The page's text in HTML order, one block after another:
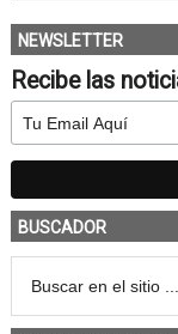
NEWSLETTER
Recibe las
BUSCADOR